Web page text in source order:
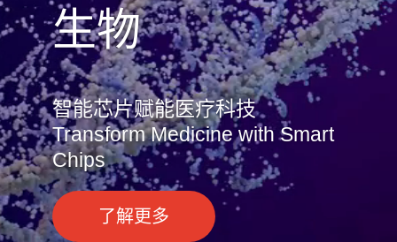
生物
智能芯片赋能医疗科技
Transform Medicine with Smart
Chips
了解更多